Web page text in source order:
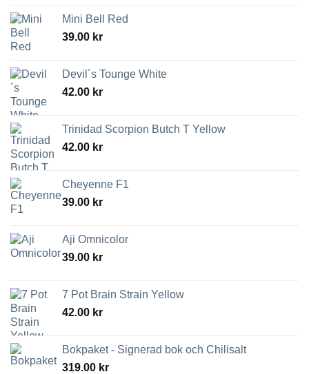
Mini Bell Red
39.00 kr
Devil´s Tounge White
42.00 kr
Trinidad Scorpion Butch T Yellow
42.00 kr
Cheyenne F1
39.00 kr
Aji Omnicolor
39.00 kr
7 Pot Brain Strain Yellow
42.00 kr
Bokpaket - Signerad bok och Chilisalt
319.00 kr